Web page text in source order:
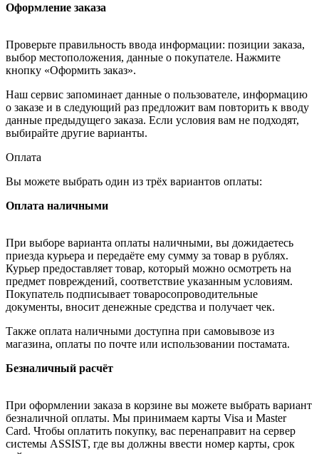
Оформление заказа
Проверьте правильность ввода информации: позиции заказа,
выбор местоположения, данные о покупателе. Нажмите
кнопку «Оформить заказ».
Наш сервис запоминает данные о пользователе, информацию
о заказе и в следующий раз предложит вам повторить к вводу
данные предыдущего заказа. Если условия вам не подходят,
выбирайте другие варианты.
Оплата
Вы можете выбрать один из трёх вариантов оплаты:
Оплата наличными
При выборе варианта оплаты наличными, вы дожидаетесь
приезда курьера и передаёте ему сумму за товар в рублях.
Курьер предоставляет товар, который можно осмотреть на
предмет повреждений, соответствие указанным условиям.
Покупатель подписывает товаросопроводительные
документы, вносит денежные средства и получает чек.
Также оплата наличными доступна при самовывозе из
магазина, оплаты по почте или использовании постамата.
Безналичный расчёт
При оформлении заказа в корзине вы можете выбрать вариант
безналичной оплаты. Мы принимаем карты Visa и Master
Card. Чтобы оплатить покупку, вас перенаправит на сервер
системы ASSIST, где вы должны ввести номер карты, срок